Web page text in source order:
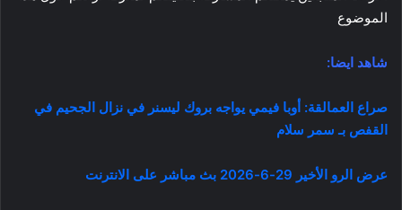
الموضوع
شاهد ايضا:
صراع العمالقة: أوبا فيمي يواجه بروك ليسنر في نزال الجحيم في
القفص بـ سمر سلام
عرض الرو الأخير 29-6-2026 بث مباشر على الانترنت